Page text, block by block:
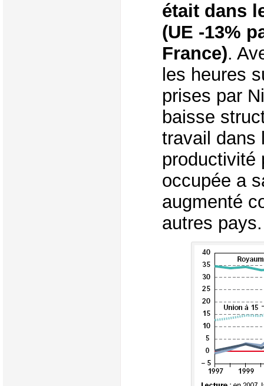
était dans
(UE -13%
France).
les heures
prises par
baisse
travail dans
productivité
occupée a
augmenté
autres pays.